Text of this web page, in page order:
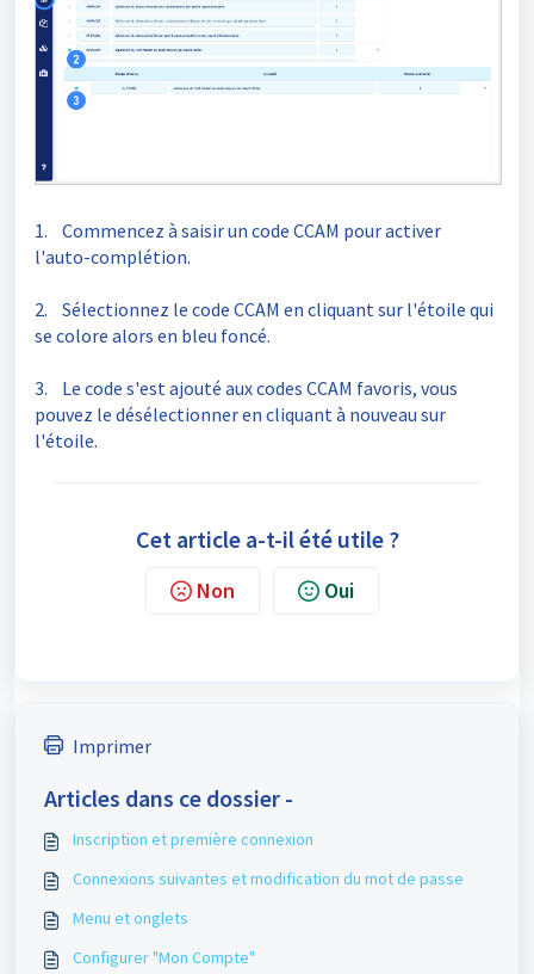
1. Commencez à saisir un code CCAM pour activer
l'auto-complétion.
2. Sélectionnez le code CCAM en cliquant sur l'étoile qui
se colore alors en bleu foncé.
3. Le code s'est ajouté aux codes CCAM favoris, vous
pouvez le désélectionner en cliquant à nouveau sur
l'étoile.
Cet article a-t-il été utile ?
Non Oui
Imprimer
Articles dans ce dossier -
Inscription et première connexion
Connexions suivantes et modification du mot de passe
Menu et onglets
Configurer "Mon Compte"